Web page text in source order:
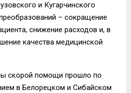
и Кугарчинского
– сокращение
снижение расходов и, в
качества медицинской
скорой помощи прошло по
в Белорецком и Сибайском